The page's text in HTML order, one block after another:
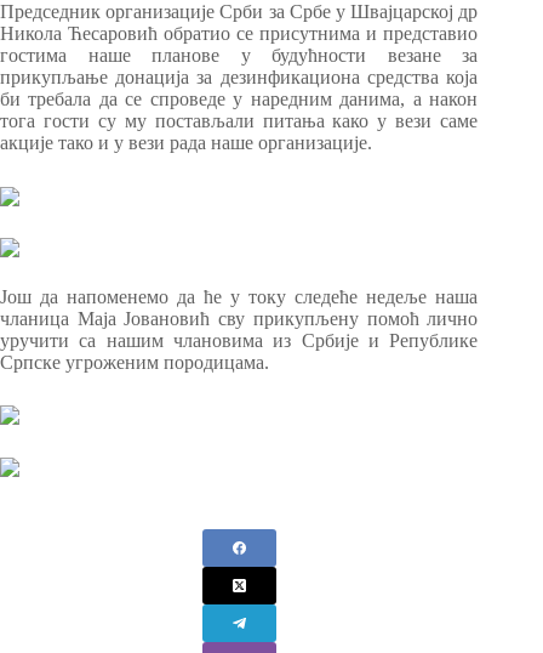
Председник организације Срби за Србе у Швајцарској др
Никола Ћесаровић обратио се присутнима и представио
гостима наше планове у будућности везане за
прикупљање донација за дезинфикациона средства која
би требала да се спроведе у наредним данима, а након
тога гости су му постављали питања како у вези саме
акције тако и у вези рада наше организације.
Још да напоменемо да ће у току следеће недеље наша
чланица Маја Јовановић сву прикупљену помоћ лично
уручити са нашим члановима из Србије и Републике
Српске угроженим породицама.